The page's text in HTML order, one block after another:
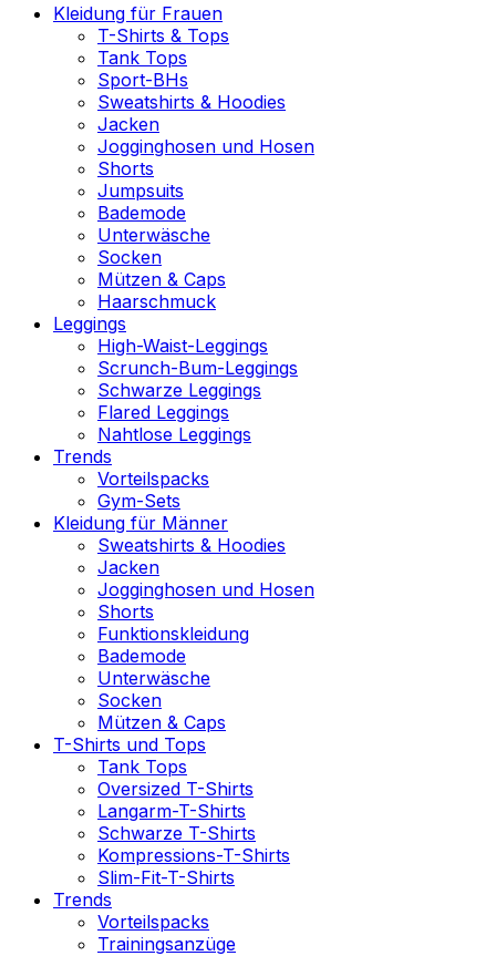
Kleidung für Frauen
T-Shirts & Tops
Tank Tops
Sport-BHs
Sweatshirts & Hoodies
Jacken
Jogginghosen und Hosen
Shorts
Jumpsuits
Bademode
Unterwäsche
Socken
Mützen & Caps
Haarschmuck
Leggings
High-Waist-Leggings
Scrunch-Bum-Leggings
Schwarze Leggings
Flared Leggings
Nahtlose Leggings
Trends
Vorteilspacks
Gym-Sets
Kleidung für Männer
Sweatshirts & Hoodies
Jacken
Jogginghosen und Hosen
Shorts
Funktionskleidung
Bademode
Unterwäsche
Socken
Mützen & Caps
T-Shirts und Tops
Tank Tops
Oversized T-Shirts
Langarm-T-Shirts
Schwarze T-Shirts
Kompressions-T-Shirts
Slim-Fit-T-Shirts
Trends
Vorteilspacks
Trainingsanzüge